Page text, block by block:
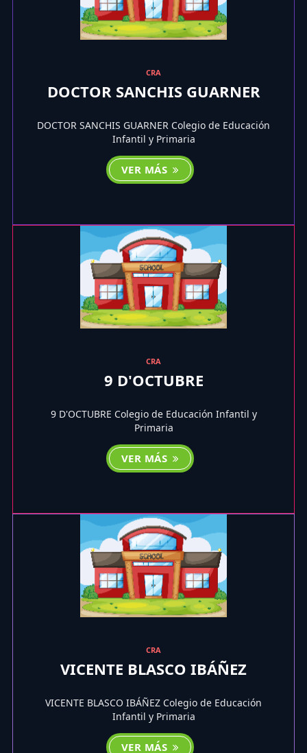
CRA
DOCTOR SANCHIS GUARNER
DOCTOR SANCHIS GUARNER Colegio de Educación
Infantil y Primaria
VER MÁS
CRA
9 D'OCTUBRE
9 D'OCTUBRE Colegio de Educación Infantil y
Primaria
VER MÁS
CRA
VICENTE BLASCO IBÁÑEZ
VICENTE BLASCO IBÁÑEZ Colegio de Educación
Infantil y Primaria
VER MÁS